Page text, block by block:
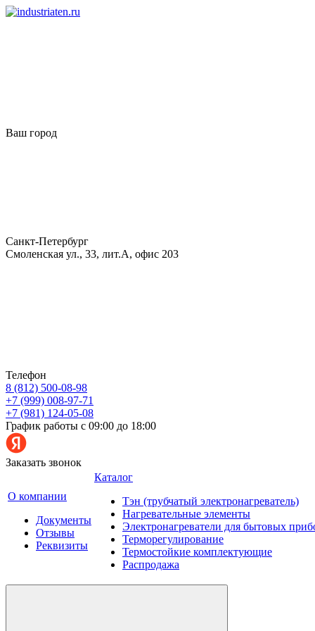
Ваш город
Санкт-Петербург
Смоленская ул., 33, лит.А, офис 203
Телефон
8 (812) 500-08-98
+7 (999) 008-97-71
+7 (981) 124-05-08
График работы с 09:00 до 18:00
Заказать звонок
О компании
Документы
Отзывы
Реквизиты
Каталог
Тэн (трубчатый электронагреватель)
Нагревательные элементы
Электронагреватели для бытовых
Терморегулирование
Термостойкие комплектующие
Распродажа